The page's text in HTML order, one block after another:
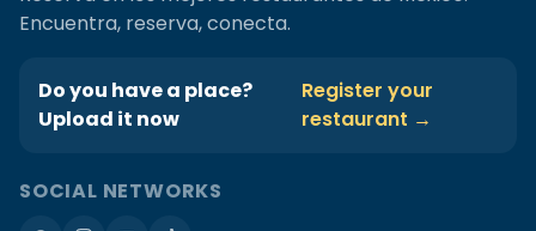
Encuentra, reserva, conecta.
Do you have a place?
Upload it now
Register your
restaurant →
SOCIAL NETWORKS